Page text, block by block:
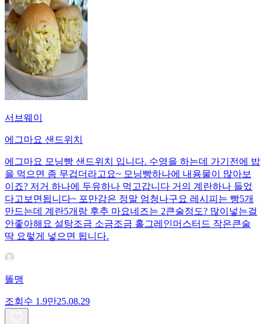
서브웨이
에그마요 샌드위치
에그마요 모닝빵 샌드위치 입니다. 수영을 하는데 가기전에 밥
을 먹으면 좀 무겁더라고요~ 모닝빵하나에 내용물이 많아보
이죠? 저거 하나에 두유하나 먹고갑니다 거의 계란하나 들었
다고보면됩니다~ 포만감은 정말 엄청나구요 레시피는 빵5개
만드는데 계란5개랑 후추 마요네즈는 2큰술정도? 많이넣는걸
안좋아해요 설탕조금 소금조금 홀그레인머스터드 작은큰술
딱 요렇게 넣으면 됩니다.
똘맹
조회수 1.9만25.08.29